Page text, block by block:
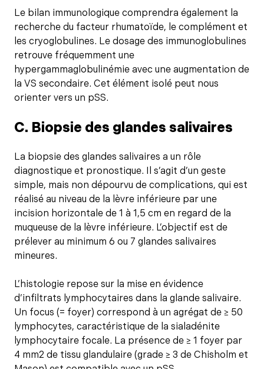
Le bilan immunologique comprendra également la
recherche du facteur rhumatoïde, le complément et
les cryoglobulines. Le dosage des immunoglobulines
retrouve fréquemment une
hypergammaglobulinémie avec une augmentation de
la VS secondaire. Cet élément isolé peut nous
orienter vers un pSS.
C. Biopsie des glandes salivaires
La biopsie des glandes salivaires a un rôle
diagnostique et pronostique. Il s’agit d’un geste
simple, mais non dépourvu de complications, qui est
réalisé au niveau de la lèvre inférieure par une
incision horizontale de 1 à 1,5 cm en regard de la
muqueuse de la lèvre inférieure. L’objectif est de
prélever au minimum 6 ou 7 glandes salivaires
mineures.
L’histologie repose sur la mise en évidence
d’infiltrats lymphocytaires dans la glande salivaire.
Un focus (= foyer) correspond à un agrégat de ≥ 50
lymphocytes, caractéristique de la sialadénite
lymphocytaire focale. La présence de ≥ 1 foyer par
4 mm2 de tissu glandulaire (grade ≥ 3 de Chisholm et